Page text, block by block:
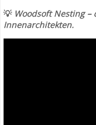
💡 Woodsoft Nesting
Innenarchitekten.